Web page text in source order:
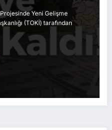
Yeni Gelişme
(TOKİ) tarafından